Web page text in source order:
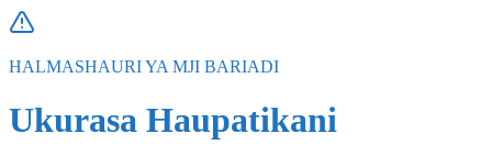
HALMASHAURI YA MJI BARIADI
Ukurasa Haupatikani